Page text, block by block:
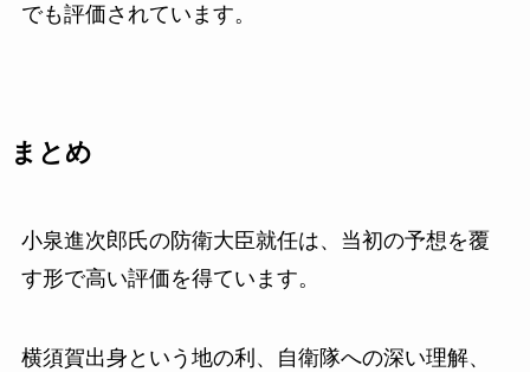
でも評価されています。
まとめ
小泉進次郎氏の防衛大臣就任は、当初の予想を覆
す形で高い評価を得ています。
横須賀出身という地の利、自衛隊への深い理解、